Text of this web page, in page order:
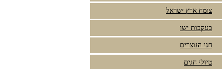
צומח ארץ ישראל
בעקבות ישו
חגי הנוצרים
טיולי חגים